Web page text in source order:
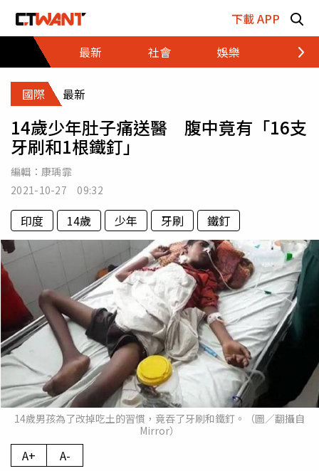
下載 APP
最新
社會 娛樂 財經
國際 最新
14歲少年肚子痛送醫 腹中竟有「16支
牙刷和1根鐵釘」
編輯： 康瑀霏
2021-10-27 09:32
印度 14歲 少年 牙刷 鐵釘
14歲男孩為了改掉吃土的習慣，竟吞了牙刷和鐵釘。（圖／翻攝自
Mirror）
A+ A-